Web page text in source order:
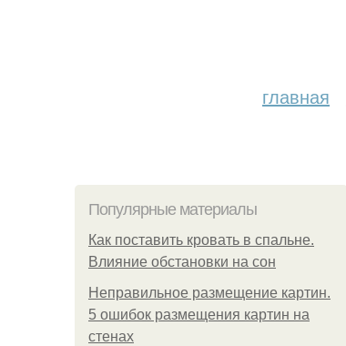
главная
Популярные материалы
Как поставить кровать в спальне.
Влияние обстановки на сон
Неправильное размещение картин.
5 ошибок размещения картин на
стенах